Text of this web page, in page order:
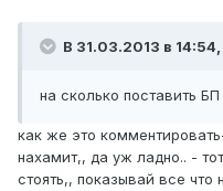
В 31.03.2013 в 14:54,
на сколько поставить
как же это
нахамит,, да уж ладно.. -
стоять,, показывай все что